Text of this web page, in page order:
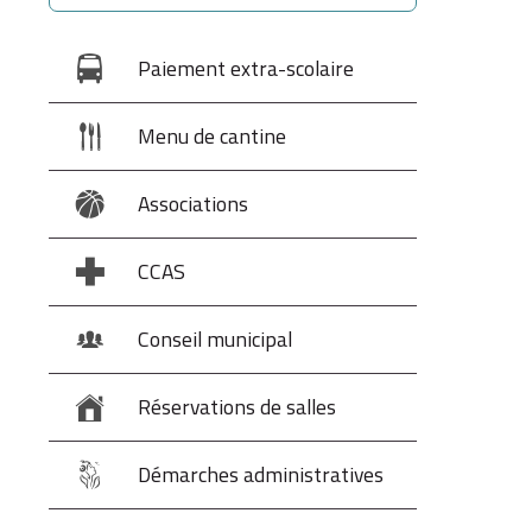
Paiement extra-scolaire
Menu de cantine
Associations
CCAS
Conseil municipal
Réservations de salles
Démarches administratives